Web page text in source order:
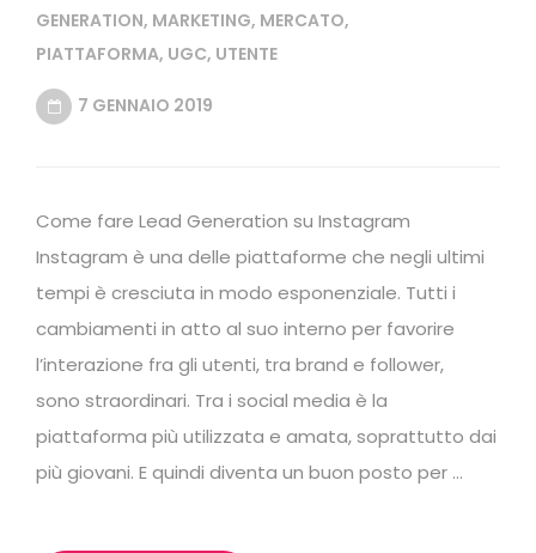
GENERATION, MARKETING, MERCATO,
PIATTAFORMA, UGC, UTENTE
7 GENNAIO 2019
Come fare Lead Generation su Instagram
Instagram è una delle piattaforme che negli ultimi
tempi è cresciuta in modo esponenziale. Tutti i
cambiamenti in atto al suo interno per favorire
l’interazione fra gli utenti, tra brand e follower,
sono straordinari. Tra i social media è la
piattaforma più utilizzata e amata, soprattutto dai
più giovani. E quindi diventa un buon posto per …